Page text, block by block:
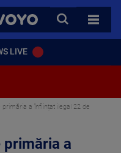
VOYO
CAUTA
TOATE
LIVE
primăria a înființat ilegal 22 de
primăria a